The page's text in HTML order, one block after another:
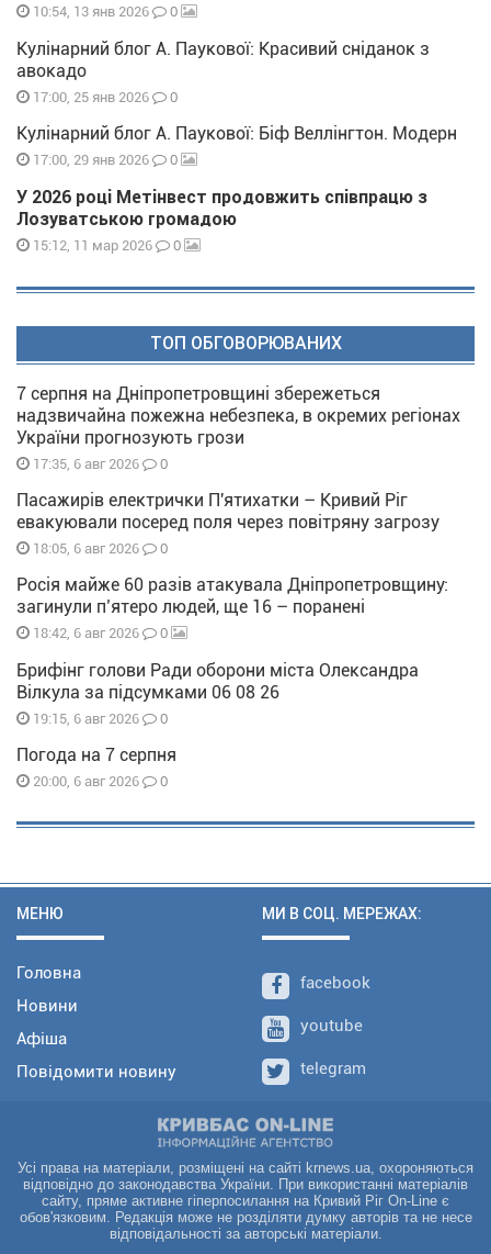
10:54, 13 янв 2026 0
Кулінарний блог А. Паукової: Красивий сніданок з
авокадо
17:00, 25 янв 2026 0
Кулінарний блог А. Паукової: Біф Веллінгтон. Модерн
17:00, 29 янв 2026 0
У 2026 році Метінвест продовжить співпрацю з
Лозуватською громадою
15:12, 11 мар 2026 0
ТОП ОБГОВОРЮВАНИХ
7 серпня на Дніпропетровщині збережеться
надзвичайна пожежна небезпека, в окремих регіонах
України прогнозують грози
17:35, 6 авг 2026 0
Пасажирів електрички П'ятихатки – Кривий Ріг
евакуювали посеред поля через повітряну загрозу
18:05, 6 авг 2026 0
Росія майже 60 разів атакувала Дніпропетровщину:
загинули п’ятеро людей, ще 16 – поранені
18:42, 6 авг 2026 0
Брифінг голови Ради оборони міста Олександра
Вілкула за підсумками 06 08 26
19:15, 6 авг 2026 0
Погода на 7 серпня
20:00, 6 авг 2026 0
МЕНЮ
Головна
Новини
Афіша
Повідомити новину
МИ В СОЦ. МЕРЕЖАХ:
facebook
youtube
telegram
Усі права на матеріали, розміщені на сайті krnews.ua, охороняються
відповідно до законодавства України. При використанні матеріалів
сайту, пряме активне гіперпосилання на Кривий Ріг On-Line є
обов'язковим. Редакція може не розділяти думку авторів та не несе
відповідальності за авторські матеріали.